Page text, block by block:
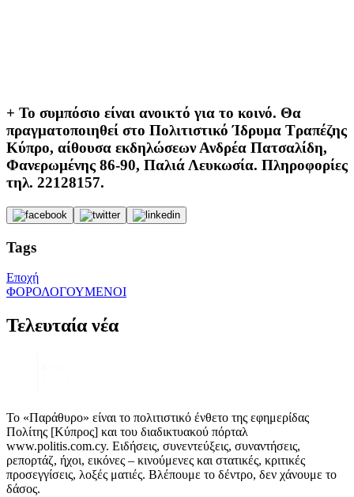
+ Το συμπόσιο είναι ανοικτό για το κοινό. Θα
πραγματοποιηθεί στο Πολιτιστικό Ίδρυμα Τραπέζης
Κύπρο, αίθουσα εκδηλώσεων Ανδρέα Πατσαλίδη,
Φανερωμένης 86-90, Παλιά Λευκωσία. Πληροφορίες
τηλ. 22128157.
Tags
Εποχή
ΦΟΡΟΛΟΓΟΥΜΕΝΟΙ
Τελευταία νέα
Το «Παράθυρο» είναι το πολιτιστικό ένθετο της εφημερίδας
Πολίτης [Κύπρος] και του διαδικτυακού πόρταλ
www.politis.com.cy. Ειδήσεις, συνεντεύξεις, συναντήσεις,
ρεπορτάζ, ήχοι, εικόνες – κινούμενες και στατικές, κριτικές
προσεγγίσεις, λοξές ματιές. Βλέπουμε το δέντρο, δεν χάνουμε το
δάσος.